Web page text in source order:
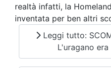
realtà infatti, la
inventata per ben altri
Leggi tutto:
L'uragano